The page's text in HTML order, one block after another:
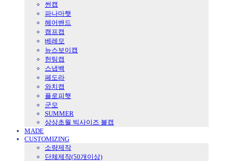
썬캡
파나마햇
헤어밴드
캠프캡
베레모
뉴스보이캡
헌팅캡
스냅백
페도라
와치캡
플로피햇
군모
SUMMER
상상초월 빅사이즈 볼캡
MADE
CUSTOMIZING
소량제작
단체제작(50개이상)